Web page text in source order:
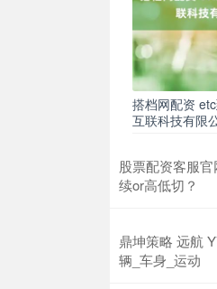
搭档网配资
互联科技有限
股票配资客服
续or高低切？
鼎坤策略 远航
辆_车身_运动